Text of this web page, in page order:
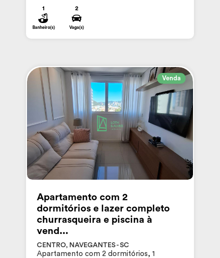
1
Banheiro(s)
2
Vaga(s)
Venda
Apartamento com 2
dormitórios e lazer completo
churrasqueira e piscina à
vend...
CENTRO, NAVEGANTES - SC
Apartamento com 2 dormitórios, 1